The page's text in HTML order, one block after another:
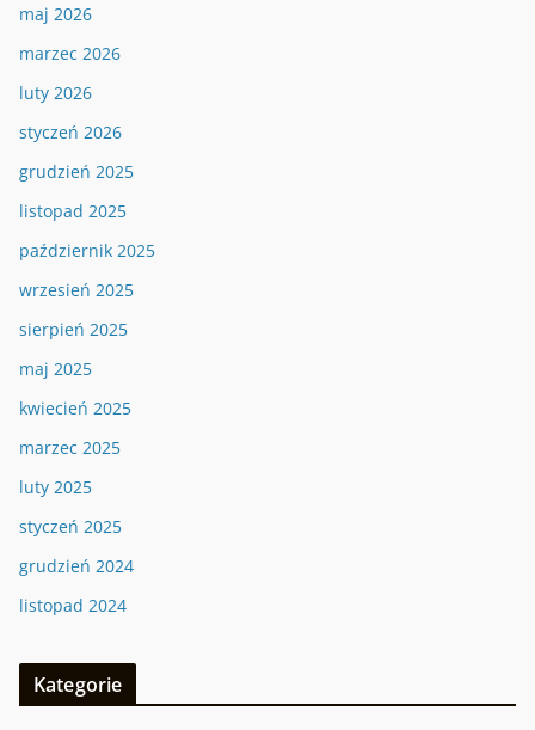
maj 2026
marzec 2026
luty 2026
styczeń 2026
grudzień 2025
listopad 2025
październik 2025
wrzesień 2025
sierpień 2025
maj 2025
kwiecień 2025
marzec 2025
luty 2025
styczeń 2025
grudzień 2024
listopad 2024
Kategorie